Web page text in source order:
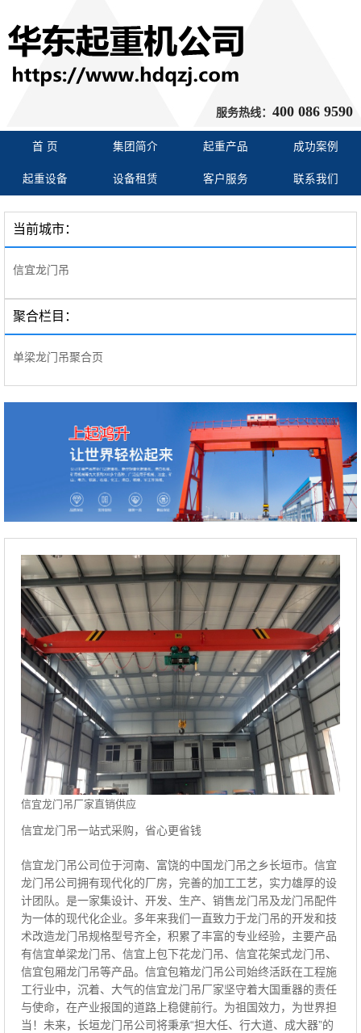
服务热线： 400 086 9590
首 页 集团简介 起重产品 成功案例
起重设备 设备租赁 客户服务 联系我们
当前城市：
信宜龙门吊
聚合栏目：
单梁龙门吊聚合页
信宜龙门吊厂家直销供应
信宜龙门吊一站式采购，省心更省钱
信宜龙门吊公司位于河南、富饶的中国龙门吊之乡长垣市。信宜
龙门吊公司拥有现代化的厂房，完善的加工工艺，实力雄厚的设
计团队。是一家集设计、开发、生产、销售龙门吊及龙门吊配件
为一体的现代化企业。多年来我们一直致力于龙门吊的开发和技
术改造龙门吊规格型号齐全，积累了丰富的专业经验，主要产品
有信宜单梁龙门吊、信宜上包下花龙门吊、信宜花架式龙门吊、
信宜包厢龙门吊等产品。信宜包箱龙门吊公司始终活跃在工程施
工行业中，沉着、大气的信宜龙门吊厂家坚守着大国重器的责任
与使命，在产业报国的道路上稳健前行。为祖国效力，为世界担
当！未来，长垣龙门吊公司将秉承“担大任、行大道、成大器”的